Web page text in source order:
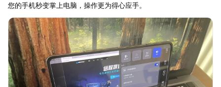
您的手机秒变掌上电脑，操作更为得心应手。